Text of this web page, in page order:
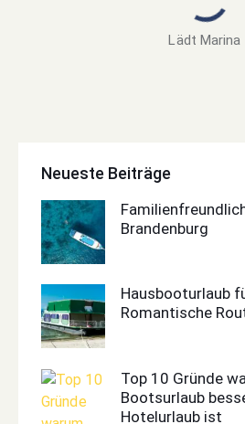
Lädt Marina
Neueste Beiträge
Brandenburg
Hausbooturlaub
Romantische
Top 10 Gründe
Bootsurlaub
Hotelurlaub ist